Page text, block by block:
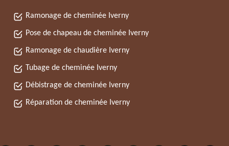
Ramonage de cheminée Iverny
Pose de chapeau de cheminée Iverny
Ramonage de chaudière Iverny
Tubage de cheminée Iverny
Débistrage de cheminée Iverny
Réparation de cheminée Iverny